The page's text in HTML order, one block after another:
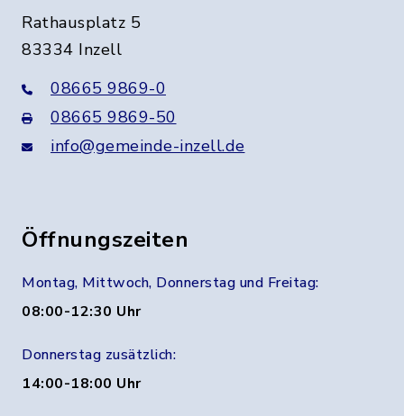
Rathausplatz 5
83334 Inzell
08665 9869-0
08665 9869-50
info@gemeinde-inzell.de
Öffnungszeiten
Montag, Mittwoch, Donnerstag und Freitag:
08:00-12:30 Uhr
Donnerstag zusätzlich:
14:00-18:00 Uhr